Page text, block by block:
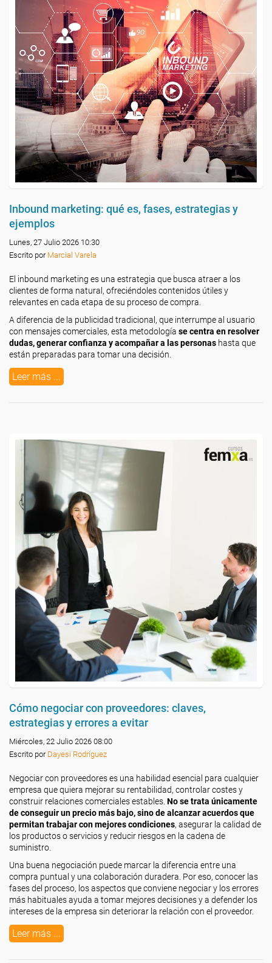
Inbound marketing: qué es, fases, estrategias y
ejemplos
Lunes, 27 Julio 2026 10:30
Escrito por Marcial Varela
El inbound marketing es una estrategia que busca atraer a los
clientes de forma natural, ofreciéndoles contenidos útiles y
relevantes en cada etapa de su proceso de compra.
A diferencia de la publicidad tradicional, que interrumpe al usuario
con mensajes comerciales, esta metodología se centra en resolver
dudas, generar confianza y acompañar a las personas hasta que
están preparadas para tomar una decisión.
Leer más ...
Cómo negociar con proveedores: claves,
estrategias y errores a evitar
Miércoles, 22 Julio 2026 08:00
Escrito por Dayesi Rodríguez
Negociar con proveedores es una habilidad esencial para cualquier
empresa que quiera mejorar su rentabilidad, controlar costes y
construir relaciones comerciales estables. No se trata únicamente
de conseguir un precio más bajo, sino de alcanzar acuerdos que
permitan trabajar con mejores condiciones, asegurar la calidad de
los productos o servicios y reducir riesgos en la cadena de
suministro.
Una buena negociación puede marcar la diferencia entre una
compra puntual y una colaboración duradera. Por eso, conocer las
fases del proceso, los aspectos que conviene negociar y los errores
más habituales ayuda a tomar mejores decisiones y a defender los
intereses de la empresa sin deteriorar la relación con el proveedor.
Leer más ...